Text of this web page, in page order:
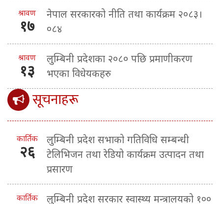
श्रावण
१७
नेपाल सरकारको नीति तथा कार्यक्रम २०८३।
०८४
श्रावण
१३
लुम्बिनी प्रदेशका २०८० पछि प्रमाणीकरण
भएका विधेयकहरु
सूचनाहरू
कार्तिक
२६
लुम्बिनी प्रदेश सभाको गतिविधि सम्बन्धी
टेलिभिजन तथा रेडियो कार्यक्रम उत्पादन तथा
प्रसारण
कार्तिक लुम्बिनी प्रदेश सरकार स्वास्थ्य मन्त्रालयको १००